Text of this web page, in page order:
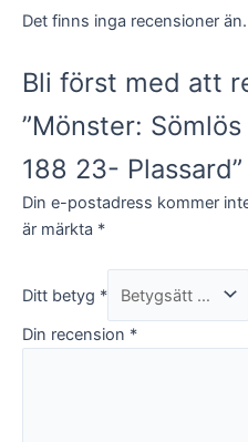
Det finns inga recensioner än.
Bli först med att
”Mönster:
188 23- Plassard”
Din e-postadress kommer
är märkta *
Ditt betyg *
Din recension *
Statistik
För att vi ska
kunna
förbättra
funktionalitet
uppbyggnad,
baserat på
används.